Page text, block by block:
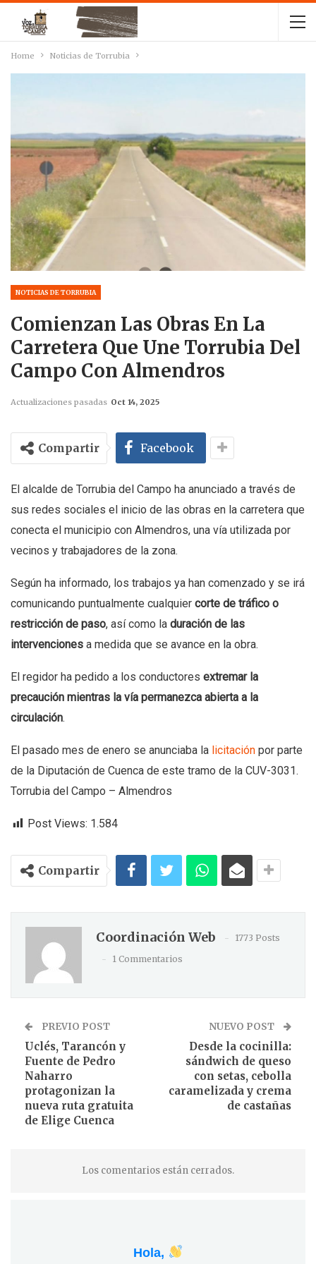
Home Noticias de Torrubia
NOTICIAS DE TORRUBIA
Comienzan Las Obras En La
Carretera Que Une Torrubia Del
Campo Con Almendros
Actualizaciones pasadas Oct 14, 2025
Compartir Facebook
El alcalde de Torrubia del Campo ha anunciado a través de
sus redes sociales el inicio de las obras en la carretera que
conecta el municipio con Almendros, una vía utilizada por
vecinos y trabajadores de la zona.
Según ha informado, los trabajos ya han comenzado y se irá
comunicando puntualmente cualquier corte de tráfico o
restricción de paso, así como la duración de las
intervenciones a medida que se avance en la obra.
El regidor ha pedido a los conductores extremar la
precaución mientras la vía permanezca abierta a la
circulación.
El pasado mes de enero se anunciaba la licitación por parte
de la Diputación de Cuenca de este tramo de la CUV-3031.
Torrubia del Campo – Almendros
Post Views: 1.584
Compartir
Coordinación Web
1773 Posts
1 Commentarios
PREVIO POST
Uclés, Tarancón y
Fuente de Pedro
Naharro
protagonizan la
nueva ruta gratuita
de Elige Cuenca
NUEVO POST
Desde la cocinilla:
sándwich de queso
con setas, cebolla
caramelizada y crema
de castañas
Los comentarios están cerrados.
Hola,